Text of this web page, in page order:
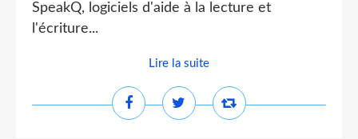
SpeakQ, logiciels d'aide à la lecture et
l'écriture...
Lire la suite